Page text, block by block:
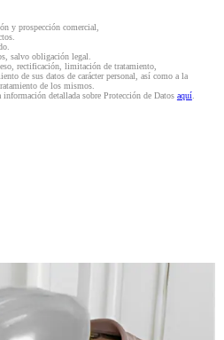
y prospección comercial,
salvo obligación legal.
rectificación, limitación de tratamiento,
de sus datos de carácter personal, así como a la
de los mismos.
información detallada sobre Protección de Datos aquí.